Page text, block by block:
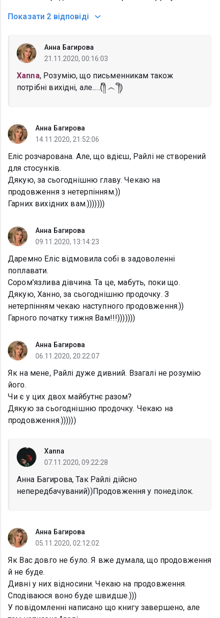
Показати 2 відповіді
Анна Багирова
21.11.2020, 00:16:03
Xanna, Розумію, що письменникам також
потрібні вихідні, але.....(༎ຶ ෴ ༎ຶ)
Анна Багирова
14.11.2020, 21:52:06
Еліс розчарована. Але, що вдієш, Райлі не створений
для стосунків.
Дякую, за сьогоднішню главу. Чекаю на
продовження з нетерпінням.))
Гарних вихідних вам.)))))))
Анна Багирова
09.11.2020, 13:14:23
Даремно Еліс відмовила собі в задоволенні
поплавати.
Сором'язлива дівчина. Та це, мабуть, поки що.
Дякую, Ханно, за сьогоднішню продочку. З
нетерпінням чекаю наступного продовження.))
Гарного початку тижня Вам!!!)))))))
Анна Багирова
06.11.2020, 20:22:07
Як на мене, Райлі дуже дивний. Взагалі не розумію
його.
Чи є у цих двох майбутнє разом?
Дякую за сьогоднішню продочку. Чекаю на
продовження.))))))
Xanna
07.11.2020, 09:22:28
Анна Багирова, Так Райлі дійсно
непередбачуваний))Продовження у понеділок.
Анна Багирова
05.11.2020, 02:12:02
Як Вас довго не було. Я вже думала, що продовження
й не буде.
Дивні у них відносини. Чекаю на продовження.
Сподіваюся воно буде швидше.)))
У повідомленні написано що книгу завершено, але